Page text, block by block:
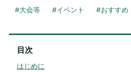
#大会等 #イベント #おすすめ
目次
はじめに